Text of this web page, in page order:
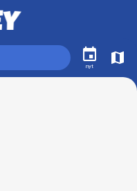
󰃭
nyt
󰍍